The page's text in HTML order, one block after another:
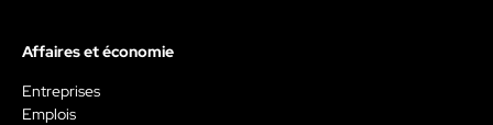
Affaires et économie
Entreprises
Emplois